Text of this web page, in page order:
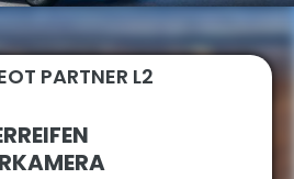
.
PARTNER L2